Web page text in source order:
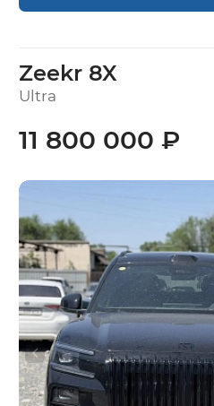
Zeekr 8X
Ultra
11 800 000 ₽